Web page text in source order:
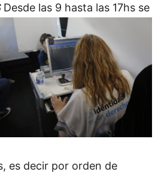
Desde las 9 hasta las 17hs se
es decir por orden de